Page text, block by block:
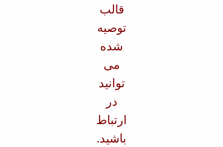
قالب
توصیه
شده
می
توانید
در
ارتباط
باشید.